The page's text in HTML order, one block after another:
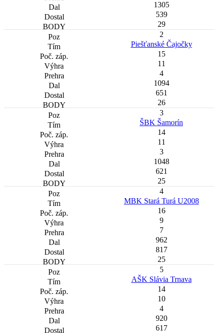
1305
539
29
2
Piešťanské Čajočky
15
11
4
1094
651
26
3
ŠBK Šamorín
14
11
3
1048
621
25
4
MBK Stará Turá U2008
16
9
7
962
817
25
5
AŠK Slávia Trnava
14
10
4
920
617